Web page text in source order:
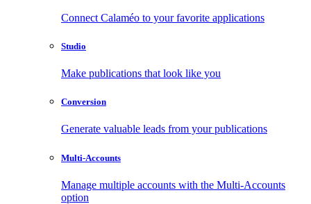
Connect Calaméo to your favorite applications
Studio
Make publications that look like you
Conversion
Generate valuable leads from your publications
Multi-Accounts
Manage multiple accounts with the Multi-Accounts
option